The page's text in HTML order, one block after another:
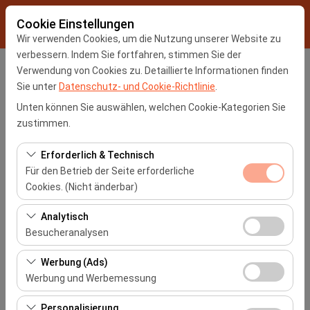
Cookie Einstellungen
Wir verwenden Cookies, um die Nutzung unserer Website zu
verbessern. Indem Sie fortfahren, stimmen Sie der
Verwendung von Cookies zu. Detaillierte Informationen finden
Sie unter Datenschutz- und Cookie-Richtlinie
Unten können Sie auswählen, welchen Cookie-Kategorien Sie
zustimmen.
Erforderlich & Technisch
Für den Betrieb der Seite erforderliche
Cookies. (Nicht änderbar)
Diese Cookies sind für das ordnungsgemäße
Funktionieren der Website, die Sicherheit, die
Sitzungsverwaltung und grundlegende Funktionen
erforderlich. Sie können nicht deaktiviert werden.
Analytisch
Besucheranalysen
Diese Cookies ermöglichen es uns, zu analysieren, wie
unsere Website genutzt wird (Besucherzahl,
meistbesuchte Seiten, Nutzerverhalten). Diese Daten
werden verwendet, um die Leistung der Website zu
Werbung (Ads)
Werbung und Werbemessung
Diese Cookies ermöglichen es uns, Ihnen auf Ihre
Abholstation
İstanbul Sabiha Gokcen Flughafen -SAW
Eine andere Rückgabestation auswählen
Abholdatum & Zeit
09:00
Rückgabedatum & Zeit